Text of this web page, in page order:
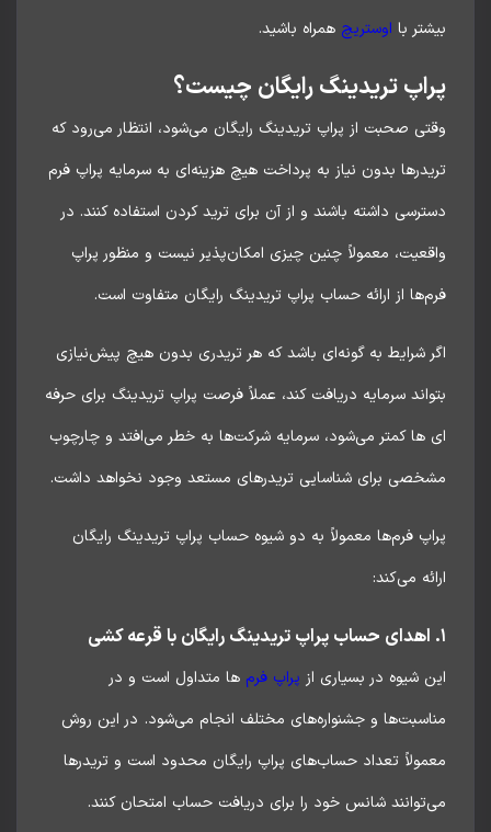
اوستریچهمراه باشید.
تریدینگ رایگان چیست؟
صحبت از پراپ تریدینگ رایگان می‌شود، انتظار می‌رود که
بدون نیاز به پرداخت هیچ هزینه‌ای به سرمایه پراپ فرم
داشته باشند و از آن برای ترید کردن استفاده کنند. در
معمولاً چنین چیزی امکان‌پذیر نیست و منظور پراپ
از ارائه حساب پراپ تریدینگ رایگان متفاوت است.
شرایط به گونه‌ای باشد که هر تریدری بدون هیچ پیش‌نیازی
سرمایه دریافت کند، عملاً فرصت پراپ تریدینگ برای حرفه
ها کمتر می‌شود، سرمایه شرکت‌ها به خطر می‌افتد و چارچوب
برای شناسایی تریدرهای مستعد وجود نخواهد داشت.
فرم‌ها معمولاً به دو شیوه حساب پراپ تریدینگ رایگان
می‌کند:
شیوه در بسیاری ازپراپ فرم‌ ها متداول است و در
و جشنواره‌های مختلف انجام می‌شود. در این روش
تعداد حساب‌های پراپ رایگان محدود است و تریدرها
شانس خود را برای دریافت حساب امتحان کنند.